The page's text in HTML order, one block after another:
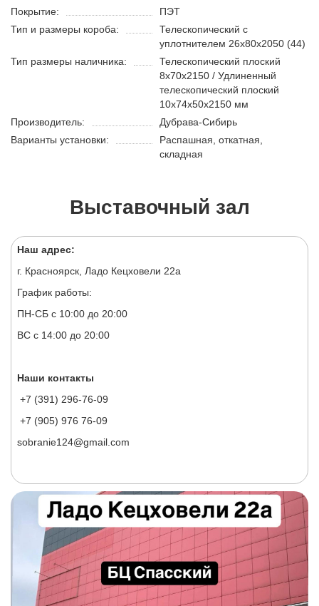
Покрытие:
ПЭТ
Тип и размеры короба:
Телескопический с
уплотнителем 26х80х2050 (44)
Тип размеры наличника:
Телескопический плоский
8х70х2150 / Удлиненный
телескопический плоский
10х74х50х2150 мм
Производитель:
Дубрава-Сибирь
Варианты установки:
Распашная, откатная,
складная
Выставочный зал
Наш адрес:
г. Красноярск, Ладо Кецховели 22а
График работы:
ПН-СБ с 10:00 до 20:00
ВС с 14:00 до 20:00
Наши контакты
+7 (391) 296-76-09
+7 (905) 976 76-09
sobranie124@gmail.com